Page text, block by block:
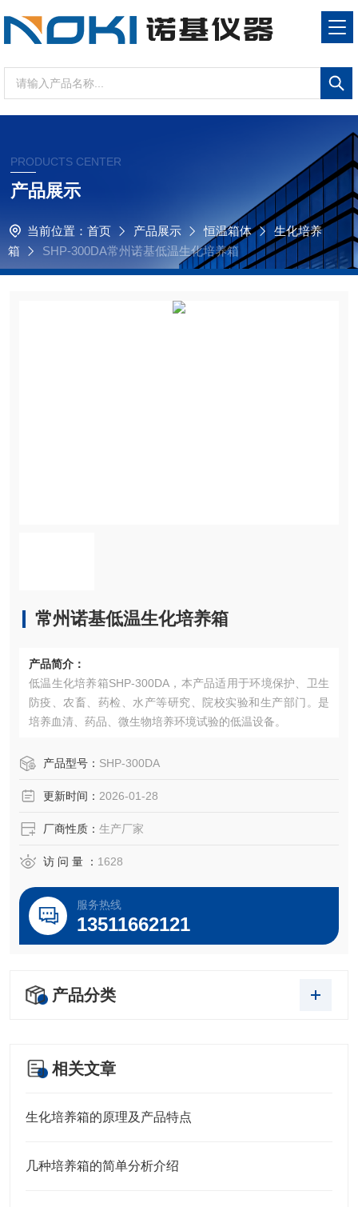
PRODUCTS CENTER
产品展示
当前位置： 首页 产品展示 恒温箱体
生化培养
箱
SHP-300DA常州诺基低温生化培养箱
常州诺基低温生化培养箱
产品简介：
低温生化培养箱SHP-300DA，本产品适用于环境保护、卫生
防疫、农畜、药检、水产等研究、院校实验和生产部门。是
培养血清、药品、微生物培养环境试验的低温设备。
产品型号： SHP-300DA
更新时间： 2026-01-28
厂商性质： 生产厂家
访 问 量 ： 1628
服务热线
13511662121
产品分类
相关文章
生化培养箱的原理及产品特点
几种培养箱的简单分析介绍